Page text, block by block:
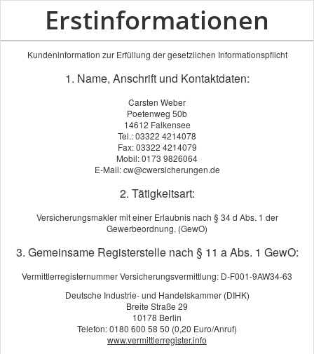
Erstinformationen
Kundeninformation zur Erfüllung der gesetzlichen Informationspflicht
1. Name, Anschrift und Kontaktdaten:
Carsten Weber
Poetenweg 50b
14612 Falkensee
Tel.: 03322 4214078
Fax: 03322 4214079
Mobil: 0173 9826064
E-Mail: cw@cwersicherungen.de
2. Tätigkeitsart:
Versicherungsmakler mit einer Erlaubnis nach § 34 d Abs. 1 der
Gewerbeordnung. (GewO)
3. Gemeinsame Registerstelle nach § 11 a Abs. 1 GewO:
Vermittlerregisternummer Versicherungsvermittlung: D-F001-9AW34-63
Deutsche Industrie- und Handelskammer (DIHK)
Breite Straße 29
10178 Berlin
Telefon: 0180 600 58 50 (0,20 Euro/Anruf)
www.vermittlerregister.info